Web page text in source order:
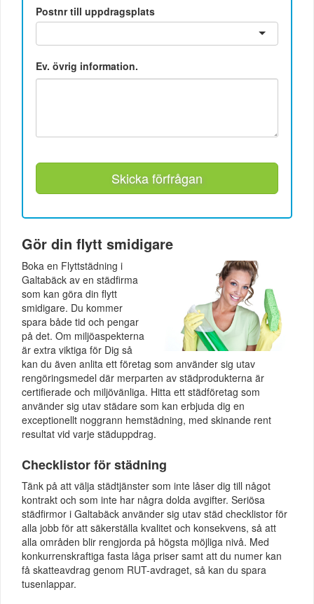
Postnr till uppdragsplats
Ev. övrig information.
Skicka förfrågan
Gör din flytt smidigare
Boka en Flyttstädning i
Galtabäck av en städfirma
som kan göra din flytt
smidigare. Du kommer
spara både tid och pengar
på det. Om miljöaspekterna
är extra viktiga för Dig så
kan du även anlita ett företag som använder sig utav
rengöringsmedel där merparten av städprodukterna är
certifierade och miljövänliga. Hitta ett städföretag som
använder sig utav städare som kan erbjuda dig en
exceptionellt noggrann hemstädning, med skinande rent
resultat vid varje städuppdrag.
Checklistor för städning
Tänk på att välja städtjänster som inte låser dig till något
kontrakt och som inte har några dolda avgifter. Seriösa
städfirmor i Galtabäck använder sig utav städ checklistor för
alla jobb för att säkerställa kvalitet och konsekvens, så att
alla områden blir rengjorda på högsta möjliga nivå. Med
konkurrenskraftiga fasta låga priser samt att du numer kan
få skatteavdrag genom RUT-avdraget, så kan du spara
tusenlappar.